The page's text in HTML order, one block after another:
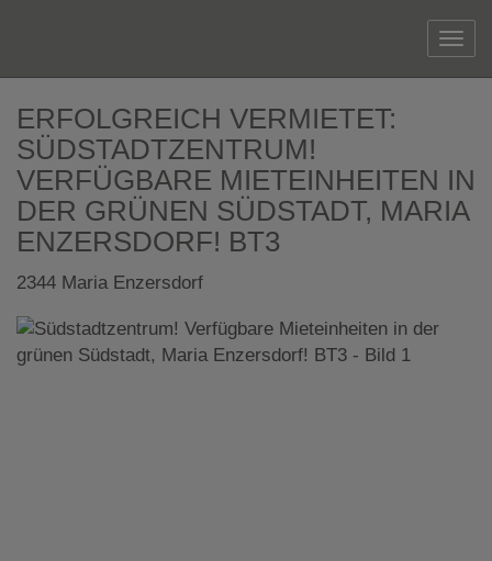
ERFOLGREICH VERMIETET:
SÜDSTADTZENTRUM!
VERFÜGBARE MIETEINHEITEN IN
DER GRÜNEN SÜDSTADT, MARIA
ENZERSDORF! BT3
2344 Maria Enzersdorf